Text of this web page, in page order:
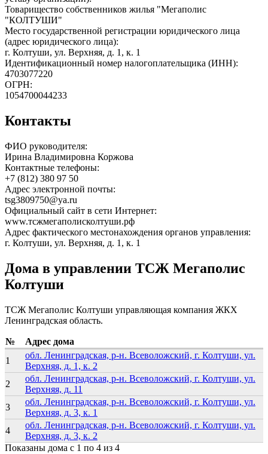
Товарищество собственников жилья "Мегаполис
"КОЛТУШИ"
Место государственной регистрации юридического лица
(адрес юридического лица):
г. Колтуши, ул. Верхняя, д. 1, к. 1
Идентификационный номер налогоплательщика (ИНН):
4703077220
ОГРН:
1054700044233
Контакты
ФИО руководителя:
Ирина Владимировна Коржова
Контактные телефоны:
+7 (812) 380 97 50
Адрес электронной почты:
tsg3809750@ya.ru
Официальный сайт в сети Интернет:
www.тсжмегаполисколтуши.рф
Адрес фактического местонахождения органов управления:
г. Колтуши, ул. Верхняя, д. 1, к. 1
Дома в управлении ТСЖ Мегаполис
Колтуши
ТСЖ Мегаполис Колтуши управляющая компания ЖКХ
Ленинградская область.
№
Адрес дома
1
обл. Ленинградская, р-н. Всеволожский, г. Колтуши, ул.
Верхняя, д. 1, к. 2
2
обл. Ленинградская, р-н. Всеволожский, г. Колтуши, ул.
Верхняя, д. 11
3
обл. Ленинградская, р-н. Всеволожский, г. Колтуши, ул.
Верхняя, д. 3, к. 1
4
обл. Ленинградская, р-н. Всеволожский, г. Колтуши, ул.
Верхняя, д. 3, к. 2
Показаны дома с 1 по 4 из 4